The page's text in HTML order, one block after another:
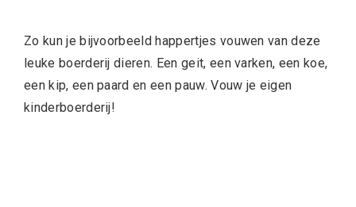
Zo kun je bijvoorbeeld happertjes vouwen van deze
leuke boerderij dieren. Een geit, een varken, een koe,
een kip, een paard en een pauw. Vouw je eigen
kinderboerderij!